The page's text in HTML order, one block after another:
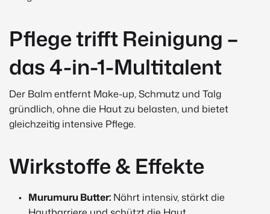
Pflege trifft Reinigung –
das 4-in-1-Multitalent
Der Balm entfernt Make-up, Schmutz und Talg
gründlich, ohne die Haut zu belasten, und bietet
gleichzeitig intensive Pflege.
Wirkstoffe & Effekte
Murumuru Butter: Nährt intensiv, stärkt die